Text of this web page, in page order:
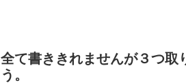
全て書ききれませんが３つ取
う。